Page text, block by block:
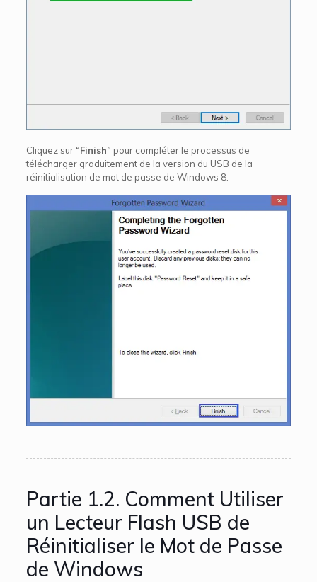
Cliquez sur “Finish” pour compléter le processus de
télécharger graduitement de la version du USB de la
réinitialisation de mot de passe de Windows 8.
Partie 1.2. Comment Utiliser
un Lecteur Flash USB de
Réinitialiser le Mot de Passe
de Windows